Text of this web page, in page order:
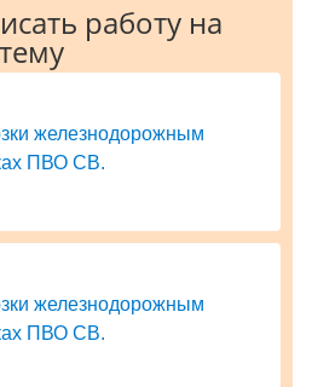
работу на
железнодорожным
ПВО СВ.
железнодорожным
ПВО СВ.